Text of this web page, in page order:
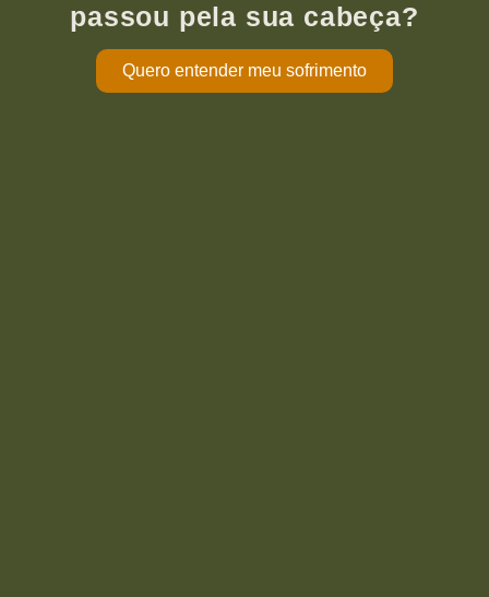
passou pela sua cabeça?
Quero entender meu sofrimento